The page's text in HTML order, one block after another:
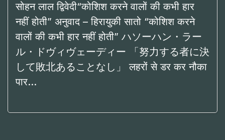
सोहन लाल द्विवेदी“कोशिश करने वालों की कभी हार
नहीं होती” अनुवाद – हिरायुकी सातो “कोशिश करने
वालों की कभी हार नहीं होती” ハソーハン・ラー
ル・ドヴィヴェーディー 「努力する者に決
して敗北あることなし」 लहरों से डर कर नौका
पार…